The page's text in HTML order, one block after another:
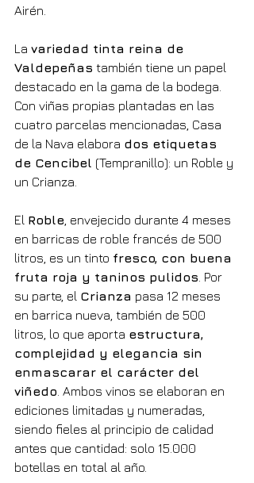
Airén.
La variedad tinta reina de
Valdepeñas también tiene un papel
destacado en la gama de la bodega.
Con viñas propias plantadas en las
cuatro parcelas mencionadas, Casa
de la Nava elabora dos etiquetas
de Cencibel (Tempranillo): un Roble y
un Crianza.
El Roble , envejecido durante 4 meses
en barricas de roble francés de 500
litros, es un tinto fresco, con buena
fruta roja y taninos pulidos . Por
su parte, el Crianza pasa 12 meses
en barrica nueva, también de 500
litros, lo que aporta estructura,
complejidad y elegancia sin
enmascarar el carácter del
viñedo . Ambos vinos se elaboran en
ediciones limitadas y numeradas,
siendo fieles al principio de calidad
antes que cantidad: solo 15.000
botellas en total al año.